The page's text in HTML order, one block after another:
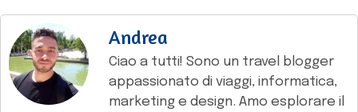
Andrea
Ciao a tutti! Sono un travel blogger
appassionato di viaggi, informatica,
marketing e design. Amo esplorare il